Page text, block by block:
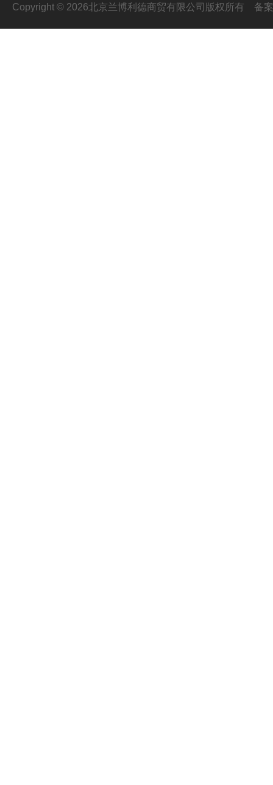
Copyright © 2026北京兰博利德商贸有限公司版权所有 备